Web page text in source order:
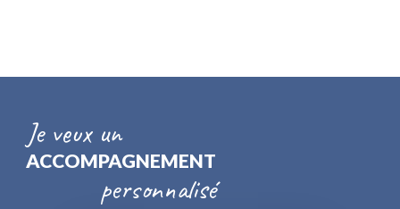
Je veux un
ACCOMPAGNEMENT
personnalisé